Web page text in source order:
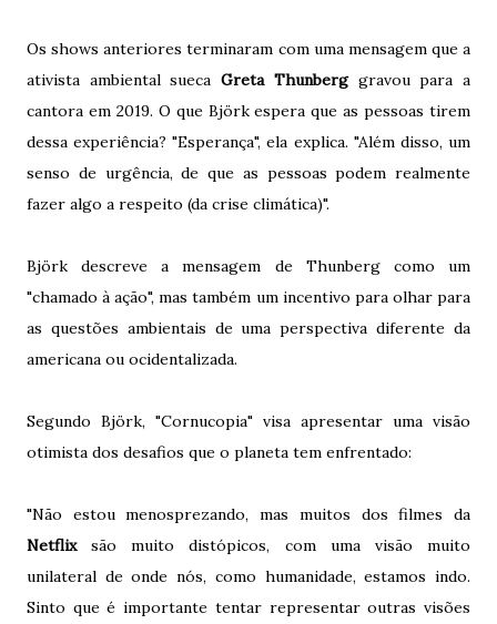
Os shows anteriores terminaram com uma mensagem que a
ativista ambiental suecaGreta Thunberggravou para a
cantora em 2019. O que Björk espera que as pessoas tirem
dessa experiência? "Esperança", ela explica. "Além disso, um
senso de urgência, de que as pessoas podem realmente
fazer algo a respeito (da crise climática)".
Björk descreve a mensagem de Thunberg como um
"chamado à ação", mas também um incentivo para olhar para
as questões ambientais de uma perspectiva diferente da
americana ou ocidentalizada.
Segundo Björk, "Cornucopia" visa apresentar uma visão
otimista dos desafios que o planeta tem enfrentado:
"Não estou menosprezando, mas muitos dos filmes da
Netflixsão muito distópicos, com uma visão muito
unilateral de onde nós, como humanidade, estamos indo.
Sinto que é importante tentar representar outras visões